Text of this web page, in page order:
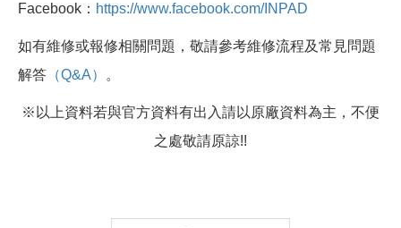
Facebook： https://www.facebook.com/INPAD
如有維修或報修相關問題，敬請參考維修流程及常見問題
解答 （Q&A） 。
※以上資料若與官方資料有出入請以原廠資料為主，不便
之處敬請原諒!!